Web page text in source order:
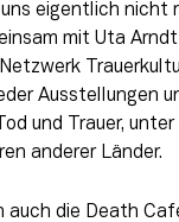
eigentlich nicht
mit Uta
Ausstellungen
und Trauer,
anderer Länder.
auch die Death